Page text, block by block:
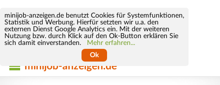
minijob-anzeigen.de benutzt Cookies für Systemfunktionen,
Statistik und Werbung. Hierfür setzten wir u.a. den
externen Dienst Google Analytics ein. Mit der weiteren
Nutzung bzw. durch Klick auf den Ok-Button erklären Sie
sich damit einverstanden.
Mehr erfahren...
Ok
minijob-anzeigen.de